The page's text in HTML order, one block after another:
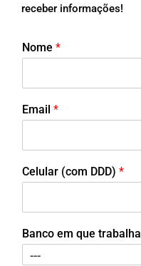
receber informações!
Nome *
Email *
Celular (com DDD) *
Banco em que trabalha